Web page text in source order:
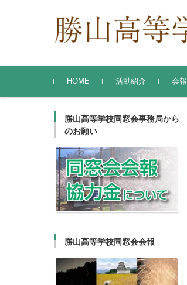
コンテンツに移動
HOME
活動紹介 会報
勝山高等学校同窓会事務局から
のお願い
勝山高等学校同窓会会報